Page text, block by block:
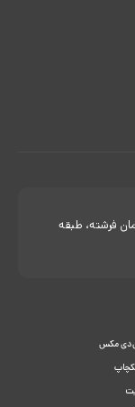
فرشته، طبقه
دی مکس